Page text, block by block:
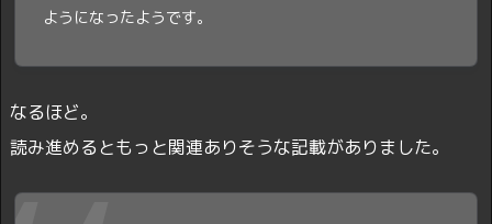
ようになったようです。
なるほど。
読み進めるともっと関連ありそうな記載がありました。